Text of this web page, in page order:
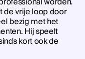
de vrije loop door
bezig met het
Hij speelt
kort ook de